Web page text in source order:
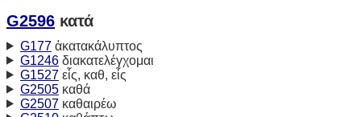
G2596 κατά
G177ἀκατακάλυπτος
G1246διακατελέγχομαι
G1527εἷς, καθ, εἷς
G2505καθά
G2507καθαιρέω